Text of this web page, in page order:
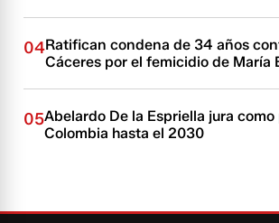
04Ratifican condena de 34 años
Cáceres por el femicidio de María
05Abelardo De la Espriella jura
Colombia hasta el 2030